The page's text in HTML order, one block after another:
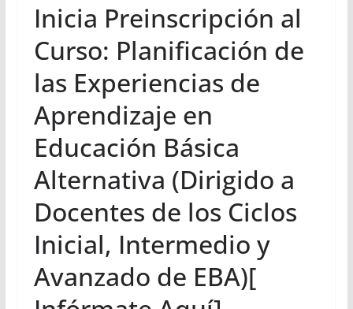
Inicia Preinscripción al
Curso: Planificación de
las Experiencias de
Aprendizaje en
Educación Básica
Alternativa (Dirigido a
Docentes de los Ciclos
Inicial, Intermedio y
Avanzado de EBA)[